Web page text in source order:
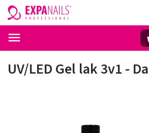
UV/LED Gel lak 3v1 -